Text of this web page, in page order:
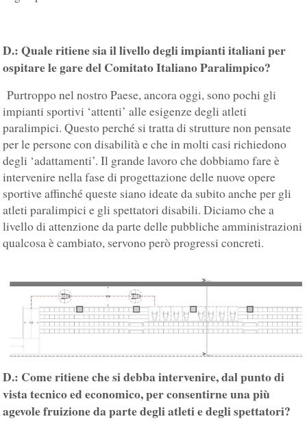
D.: Quale ritiene sia il livello degli impianti italiani per
ospitare le gare del Comitato Italiano Paralimpico?
Purtroppo nel nostro Paese, ancora oggi, sono pochi gli
impianti sportivi ‘attenti’ alle esigenze degli atleti
paralimpici. Questo perché si tratta di strutture non pensate
per le persone con disabilità e che in molti casi richiedono
degli ‘adattamenti’. Il grande lavoro che dobbiamo fare è
intervenire nella fase di progettazione delle nuove opere
sportive affinché queste siano ideate da subito anche per gli
atleti paralimpici e gli spettatori disabili. Diciamo che a
livello di attenzione da parte delle pubbliche amministrazioni
qualcosa è cambiato, servono però progressi concreti.
D.: Come ritiene che si debba intervenire, dal punto di
vista tecnico ed economico, per consentirne una più
agevole fruizione da parte degli atleti e degli spettatori?